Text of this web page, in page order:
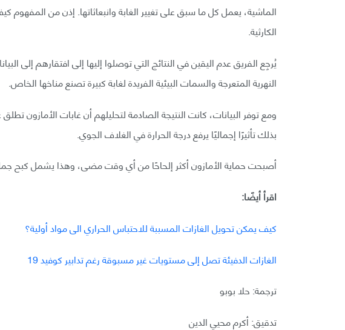
الماشية، يعمل كل ما سبق على تغيير الغابة وانبعاثاتها. إذن من المفهوم
الكارثية.
يُرجِع الفريق عدم اليقين في النتائج التي توصلوا إليها إلى افتقارهم إلى
النهرية المتعرجة والسمات البيئية الفريدة لغابة كبيرة تصنع مناخها الخاص.
ومع توفر البيانات، كانت النتيجة الصادمة لتحليلهم أن غابات الأمازون
بذلك تأثيرًا إجماليًا يرفع درجة الحرارة في الغلاف الجوي.
أصبحت حماية الأمازون أكثر إلحاحًا من أي وقت مضى، وهذا يشمل كبح جماح
اقرأ أيضًا:
كيف يمكن تحويل الغازات المسببة للاحتباس الحراري الى مواد أولية؟
الغازات الدفيئة تصل إلى مستويات غير مسبوقة رغم تدابير كوفيد 19
ترجمة: حلا بوبو
تدقيق: أكرم محيي الدين